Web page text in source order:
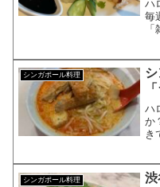
ハ
毎
を
り
シンガポール料理
ハ
か
き
て
シンガポール料理